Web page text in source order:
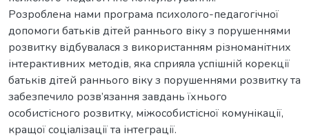
Розроблена нами програма психолого-педагогічної
допомоги батьків дітей раннього віку з порушеннями
розвитку відбувалася з використанням різноманітних
інтерактивних методів, яка сприяла успішній корекції
батьків дітей раннього віку з порушеннями розвитку та
забезпечило розв’язання завдань їхнього
особистісного розвитку, міжособистісної комунікації,
кращої соціалізації та інтеграції.